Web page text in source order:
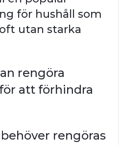
för hushåll som
utan starka
rengöra
att förhindra
rengöras